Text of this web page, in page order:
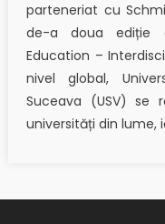
parteneriat cu
de-a doua ediție
Education –
nivel global,
Suceava (USV) se
universități din lume,